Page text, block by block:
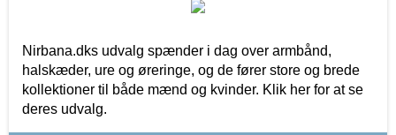
Nirbana.dks udvalg spænder i dag over armbånd,
halskæder, ure og øreringe, og de fører store og brede
kollektioner til både mænd og kvinder. Klik her for at se
deres udvalg.